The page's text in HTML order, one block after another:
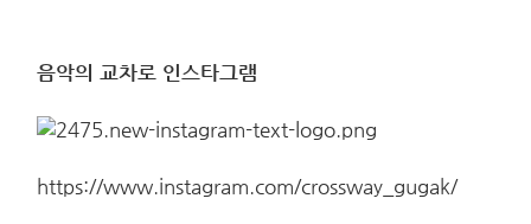
음악의 교차로 인스타그램
https://www.instagram.com/crossway_gugak/